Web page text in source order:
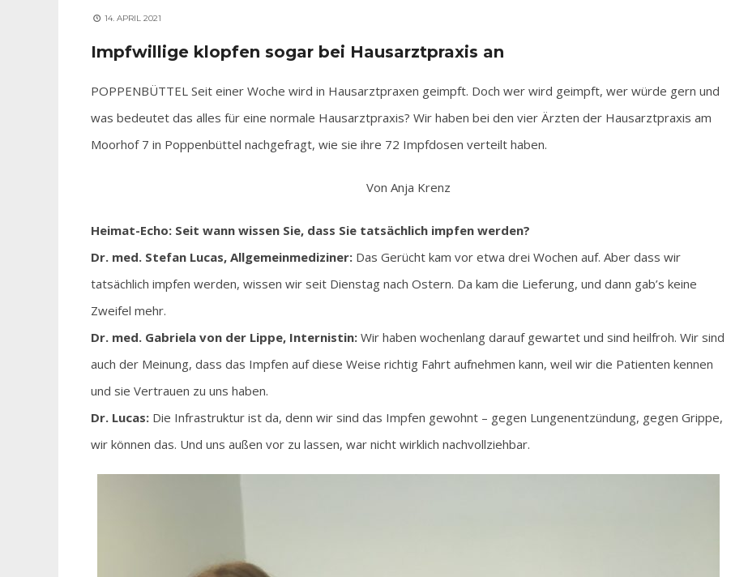
14. APRIL 2021
Impfwillige klopfen sogar bei Hausarztpraxis an
POPPENBÜTTEL Seit einer Woche wird in Hausarztpraxen geimpft. Doch wer wird geimpft, wer würde gern und
was bedeutet das alles für eine normale Hausarztpraxis? Wir haben bei den vier Ärzten der Hausarztpraxis am
Moorhof 7 in Poppenbüttel nachgefragt, wie sie ihre 72 Impfdosen verteilt haben.
Von Anja Krenz
Heimat-Echo: Seit wann wissen Sie, dass Sie tatsächlich impfen werden?
Dr. med. Stefan Lucas, Allgemeinmediziner: Das Gerücht kam vor etwa drei Wochen auf. Aber dass wir
tatsächlich impfen werden, wissen wir seit Dienstag nach Ostern. Da kam die Lieferung, und dann gab’s keine
Zweifel mehr.
Dr. med. Gabriela von der Lippe, Internistin: Wir haben wochenlang darauf gewartet und sind heilfroh. Wir sind
auch der Meinung, dass das Impfen auf diese Weise richtig Fahrt aufnehmen kann, weil wir die Patienten kennen
und sie Vertrauen zu uns haben.
Dr. Lucas: Die Infrastruktur ist da, denn wir sind das Impfen gewohnt – gegen Lungenentzündung, gegen Grippe,
wir können das. Und uns außen vor zu lassen, war nicht wirklich nachvollziehbar.